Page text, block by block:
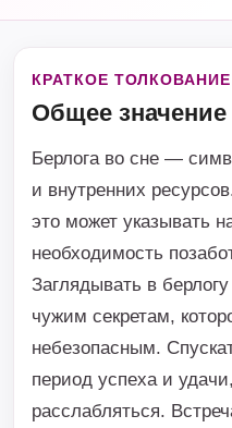
КРАТКОЕ ТОЛКОВАНИЕ
Общее значение
Берлога во сне —
и внутренних
это может указывать
необходимость
Заглядывать в
чужим секретам,
небезопасным.
период успеха и
расслабляться.